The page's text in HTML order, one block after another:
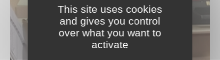
Patrice Couvez
Blandine Cuvillier
Stéphane Chauveau
Benjamin Decoret
Mathilde Engelbach
This site uses cookies
and gives you control
over what you want to
activate